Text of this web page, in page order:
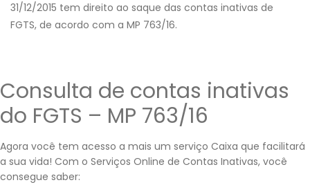
31/12/2015 tem direito ao saque das contas inativas de
FGTS, de acordo com a MP 763/16.
Consulta de contas inativas
do FGTS – MP 763/16
Agora você tem acesso a mais um serviço Caixa que facilitará
a sua vida! Com o Serviços Online de Contas Inativas, você
consegue saber: